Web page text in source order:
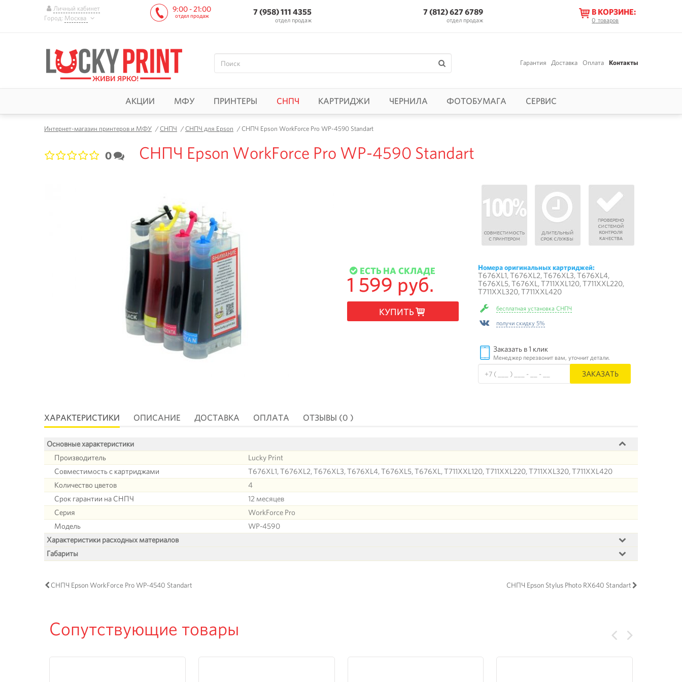
Личный кабинет
Город: Москва
9:00 - 21:00
отдел продаж 7 (958) 111 4355
отдел продаж
7 (812) 627 6789
отдел продаж
В КОРЗИНЕ:
0 товаров
Гарантия Доставка Оплата Контакты
АКЦИИ МФУ ПРИНТЕРЫ СНПЧ КАРТРИДЖИ ЧЕРНИЛА ФОТОБУМАГА СЕРВИС
Интернет-магазин принтеров и МФУ /СНПЧ /СНПЧ для Epson /СНПЧ Epson WorkForce Pro WP-4590 Standart
0 СНПЧ Epson WorkForce Pro WP-4590 Standart
ЕСТЬ НА СКЛАДЕ
1 599 руб.
КУПИТЬ
Номера оригинальных картриджей:
T676XL1, T676XL2, T676XL3, T676XL4,
T676XL5, T676XL, T711XXL120, T711XXL220,
T711XXL320, T711XXL420
бесплатная установка СНПЧ
получи скидку 5%
Заказать в 1 клик
Менеджер перезвонит вам, уточнит детали.
ЗАКАЗАТЬ
ХАРАКТЕРИСТИКИ ОПИСАНИЕ ДОСТАВКА ОПЛАТА ОТЗЫВЫ (0 )
Основные характеристики
Производитель
Lucky Print
Совместимость с картриджами
T676XL1, T676XL2, T676XL3, T676XL4, T676XL5, T676XL, T711XXL120, T711XXL220, T711XXL320, T711XXL420
Количество цветов
4
Срок гарантии на СНПЧ
12 месяцев
Серия
WorkForce Pro
Модель
WP-4590
Характеристики расходных материалов
Габариты
СНПЧ Epson WorkForce Pro WP-4540 Standart СНПЧ Epson Stylus Photo RX640 Standart
Сопутствующие товары